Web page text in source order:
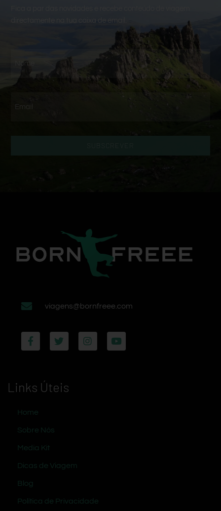
directamente na tua caixa de email.
SUBSCREVER
viagens@bornfreee.com
Links Úteis
Home
Sobre Nós
Media Kit
Dicas de Viagem
Blog
Política de Privacidade